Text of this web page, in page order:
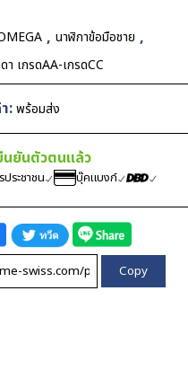
, นาฬิกาข้อมือชาย ,
า เกรดAA-เกรดCC
:พร้อมส่ง
นยันตัวตนแล้ว
ระชาชน บุ๊คแบงก์
Copy